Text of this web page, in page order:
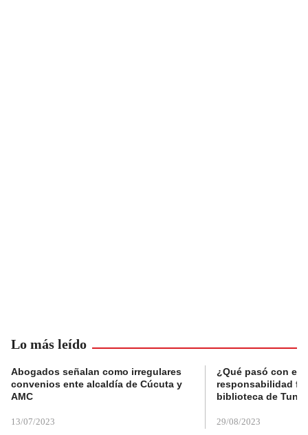
Lo más leído
Abogados señalan como irregulares
convenios ente alcaldía de Cúcuta y
AMC
13/07/2023
¿Qué pasó con el
responsabilidad
biblioteca de
29/08/2023